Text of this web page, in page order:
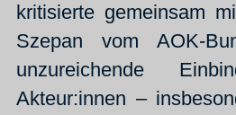
kritisierte gemeinsam
Szepan vom AOK-
unzureichende
Akteur:innen –